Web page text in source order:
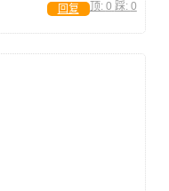
顶: 0 踩: 0
回复